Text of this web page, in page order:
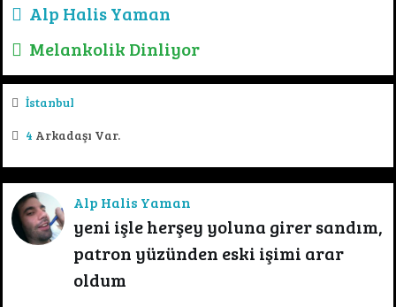
Alp Halis Yaman
Melankolik Dinliyor
İstanbul
4 Arkadaşı Var.
Alp Halis Yaman
yeni işle herşey yoluna girer sandım,
patron yüzünden eski işimi arar
oldum